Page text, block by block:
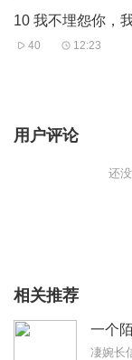
10 我不埋怨你，
40 12:23
用户评论
还
相关推荐
一个
凄婉长